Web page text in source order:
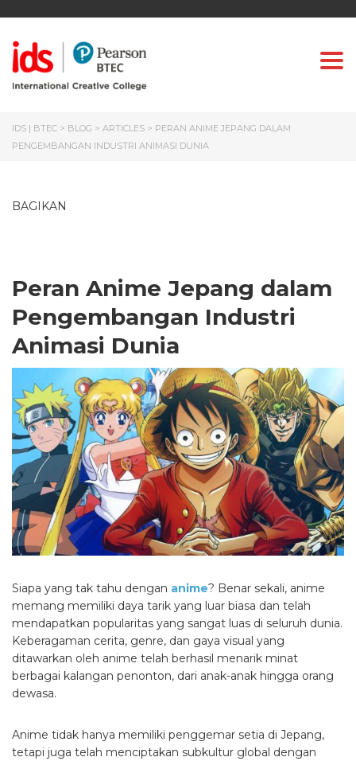
IDS | BTEC > BLOG > ARTICLES > PERAN ANIME JEPANG DALAM
PENGEMBANGAN INDUSTRI ANIMASI DUNIA
BAGIKAN
Peran Anime Jepang dalam
Pengembangan Industri
Animasi Dunia
Siapa yang tak tahu dengan anime? Benar sekali, anime
memang memiliki daya tarik yang luar biasa dan telah
mendapatkan popularitas yang sangat luas di seluruh dunia.
Keberagaman cerita, genre, dan gaya visual yang
ditawarkan oleh anime telah berhasil menarik minat
berbagai kalangan penonton, dari anak-anak hingga orang
dewasa.
Anime tidak hanya memiliki penggemar setia di Jepang,
tetapi juga telah menciptakan subkultur global dengan